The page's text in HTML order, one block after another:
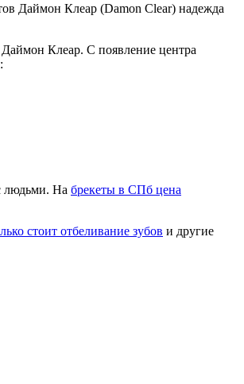
Даймон Клеар (Damon Clear) надежда
Даймон Клеар. С появление центра
людьми. На брекеты в СПб цена
стоит отбеливание зубов и другие